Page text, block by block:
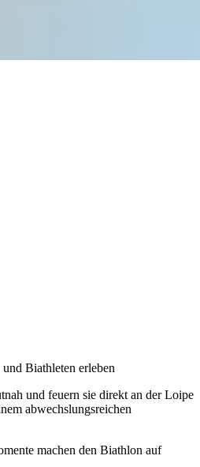
Biathleten erleben
und feuern sie direkt an der Loipe
abwechslungsreichen
machen den Biathlon auf